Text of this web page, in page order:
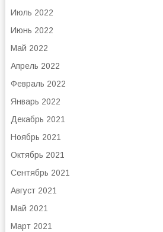
Июль 2022
Июнь 2022
Май 2022
Апрель 2022
Февраль 2022
Январь 2022
Декабрь 2021
Ноябрь 2021
Октябрь 2021
Сентябрь 2021
Август 2021
Май 2021
Март 2021